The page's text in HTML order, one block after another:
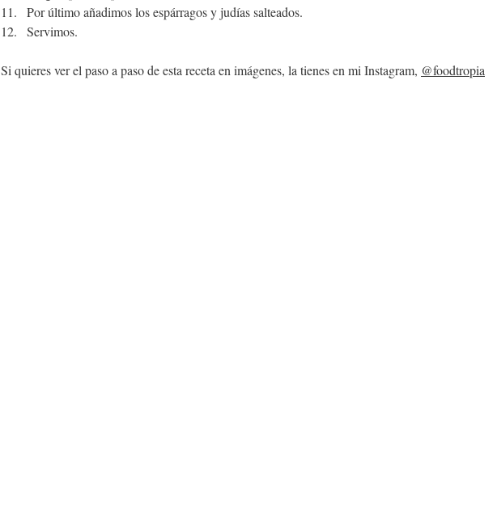
Por último añadimos los espárragos y judías salteados.
Servimos.
Si quieres ver el paso a paso de esta receta en imágenes, la tienes en mi Instagram, @foodtropia